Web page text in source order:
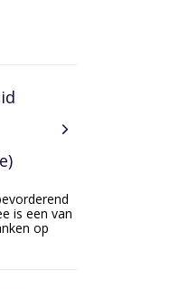
is een van
op